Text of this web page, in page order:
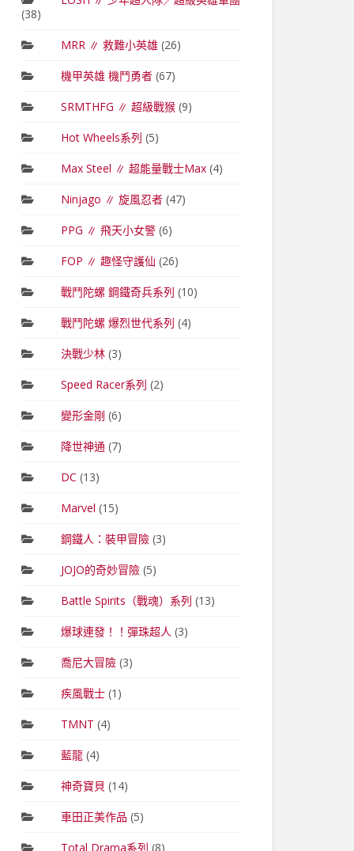
(38)
MRR ∥ 救難小英雄(26)
機甲英雄 機鬥勇者(67)
SRMTHFG ∥ 超級戰猴(9)
Hot Wheels系列 (5)
Max Steel ∥ 超能量戰士Max(4)
Ninjago ∥ 旋風忍者(47)
PPG ∥ 飛天小女警(6)
FOP ∥ 趣怪守護仙 (26)
戰鬥陀螺 鋼鐵奇兵系列 (10)
戰鬥陀螺 爆烈世代系列 (4)
決戰少林(3)
Speed Racer系列 (2)
變形金剛 (6)
降世神通 (7)
DC (13)
Marvel (15)
鋼鐵人：裝甲冒險(3)
JOJO的奇妙冒險(5)
Battle Spirits（戰魂）系列 (13)
爆球連發！！彈珠超人 (3)
喬尼大冒險(3)
疾風戰士(1)
TMNT (4)
藍龍(4)
神奇寶貝 (14)
車田正美作品 (5)
Total Drama系列 (8)